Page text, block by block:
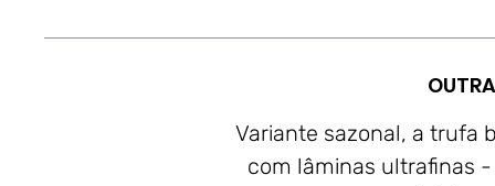
Variante sazonal, a trufa
com lâminas ultrafinas